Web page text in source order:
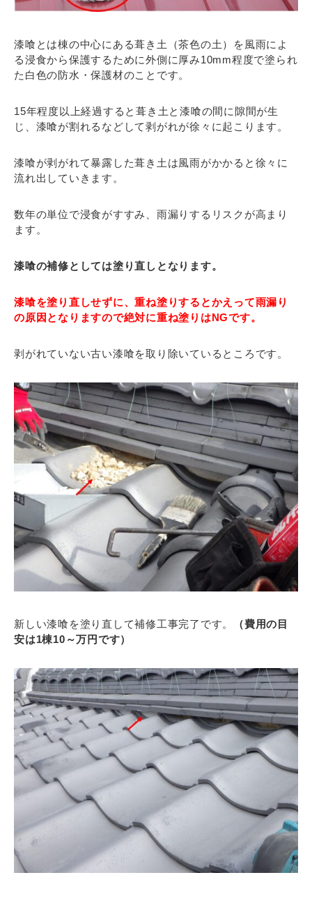
漆喰とは棟の中心にある葺き土（茶色の土）を風雨によ
る浸食から保護するために外側に厚み10mm程度で塗られ
た白色の防水・保護材のことです。
15年程度以上経過すると葺き土と漆喰の間に隙間が生
じ、漆喰が割れるなどして剥がれが徐々に起こります。
漆喰が剥がれて暴露した葺き土は風雨がかかると徐々に
流れ出していきます。
数年の単位で浸食がすすみ、雨漏りするリスクが高まり
ます。
漆喰の補修としては塗り直しとなります。
漆喰を塗り直しせずに、重ね塗りするとかえって雨漏り
の原因となりますので絶対に重ね塗りはNGです。
剥がれていない古い漆喰を取り除いているところです。
新しい漆喰を塗り直して補修工事完了です。
（費用の目
安は1棟10～万円です）